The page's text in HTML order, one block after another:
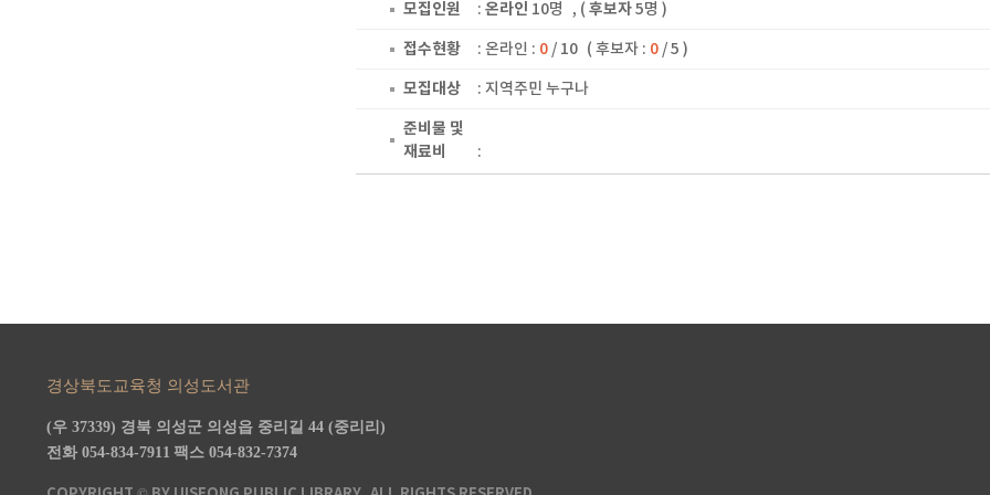
모집인원 :온라인 10명 , (후보자5명 )
접수현황
:온라인 : 0 / 10 ( 후보자 : 0 / 5 )
모집대상
: 지역주민 누구나
준비물 및
재료비
:
경상북도교육청 의성도서관
(우 37339) 경북 의성군 의성읍 중리길 44 (중리리)
전화 054-834-7911 팩스 054-832-7374